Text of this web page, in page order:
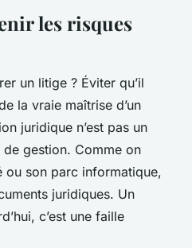
les risques
un litige ? Éviter qu’il
la vraie maîtrise d’un
juridique n’est pas un
de gestion. Comme on
ou son parc informatique,
juridiques. Un
c’est une faille